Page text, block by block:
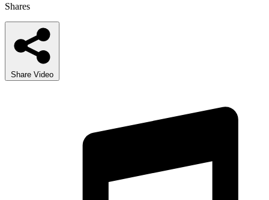
Shares
Share Video